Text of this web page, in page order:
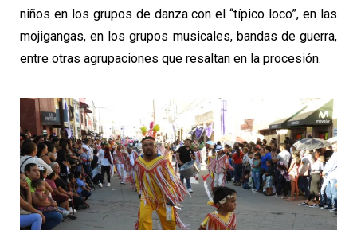
niños en los grupos de danza con el “típico loco”, en las
mojigangas, en los grupos musicales, bandas de guerra,
entre otras agrupaciones que resaltan en la procesión.